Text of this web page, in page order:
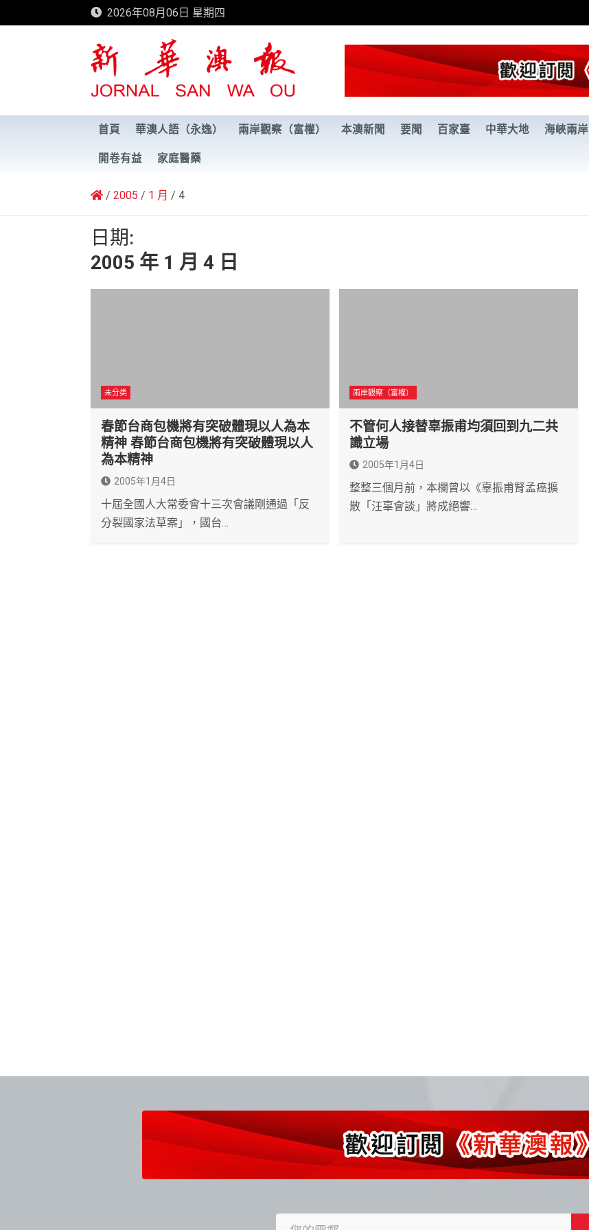
to
2026年08月06日 星期四
新華澳報
首頁 華澳人語（永逸） 兩岸觀察（富權） 本澳新聞 要聞 百家臺 中華大地 海峽兩岸
開卷有益 家庭醫藥
2005 1 月 4
日期:
2005 年 1 月 4 日
未分类
春節台商包機將有突破體現以人為本
精神 春節台商包機將有突破體現以人
為本精神
2005年1月4日
十屆全國人大常委會十三次會議剛通過「反
分裂國家法草案」，國台…
兩岸觀察（富權）
不管何人接替辜振甫均須回到九二共
識立場
2005年1月4日
整整三個月前，本欄曾以《辜振甫腎孟癌擴
散「汪辜會談」將成絕響…